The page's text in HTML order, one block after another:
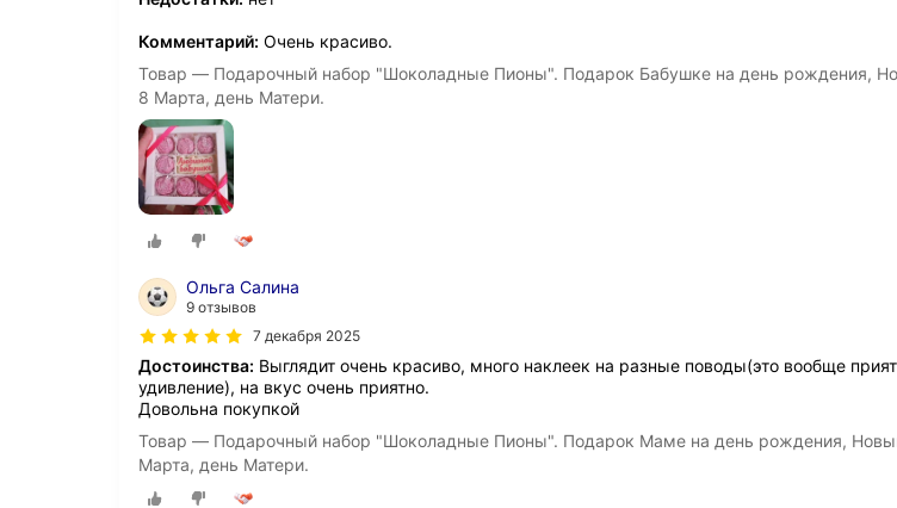
Комментарий: Очень красиво.
Товар — Подарочный набор "Шоколадные Пионы". Подарок Бабушке на день рождения,
8 Марта, день Матери.
Ольга Салина
9 отзывов
7 декабря 2025
Достоинства: Выглядит очень красиво, много наклеек на разные поводы(это вообще
удивление), на вкус очень приятно.
Довольна покупкой
Товар — Подарочный набор "Шоколадные Пионы". Подарок Маме на день рождения,
Марта, день Матери.